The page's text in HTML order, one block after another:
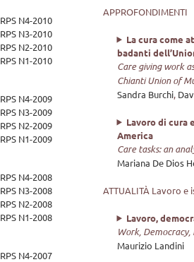
RPS N4-2010
RPS N3-2010
RPS N2-2010
RPS N1-2010
RPS N4-2009
RPS N3-2009
RPS N2-2009
RPS N1-2009
RPS N4-2008
RPS N3-2008
RPS N2-2008
RPS N1-2008
RPS N4-2007
APPROFONDIMENTI
La cura come
badanti
Care giving work
Chianti Union of
Sandra Burchi,
Lavoro di cura
America
Care tasks: an
Mariana De Dios
ATTUALITÀ Lavoro
Lavoro,
Work,
Maurizio Landini